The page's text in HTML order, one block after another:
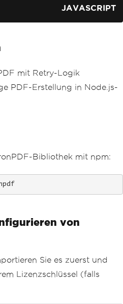
retrying the ope
instance
with retry lo
retry
the operation
JAVASCRIPT
mit Retry-Logik
PDF-Erstellung in Node.js-
Bibliothek mit npm:
von
Sie es zuerst und
Lizenzschlüssel (falls